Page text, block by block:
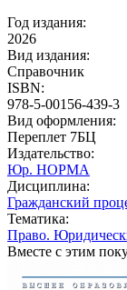
Год издания:
2026
Вид издания:
Справочник
ISBN:
978-5-00156-439-3
Вид оформления:
Переплет 7БЦ
Издательство:
Юр. НОРМА
Дисциплина:
Гражданский
Тематика:
Право.
Вместе с этим